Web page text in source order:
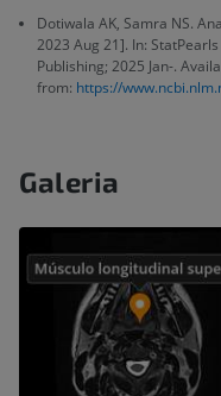
Dotiwala AK, Samra NS.
2023 Aug 21]. In:
Publishing; 2025 Jan-.
from: https://
Galeria